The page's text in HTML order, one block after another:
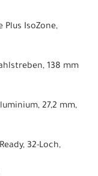
IsoZone,
138 mm
27,2 mm,
32-Loch,